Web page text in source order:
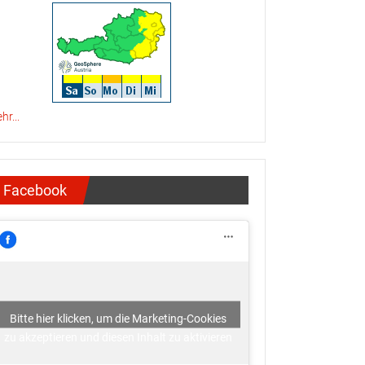
Facebook
Bitte hier klicken, um die Marketing-Cookies